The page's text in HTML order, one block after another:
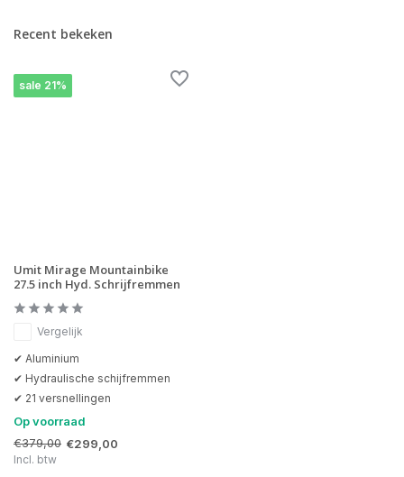
Recent bekeken
sale 21%
Umit Mirage Mountainbike
27.5 inch Hyd. Schrijfremmen
Vergelijk
✔ Aluminium
✔ Hydraulische schijfremmen
✔ 21 versnellingen
Op voorraad
€379,00 €299,00
Incl. btw